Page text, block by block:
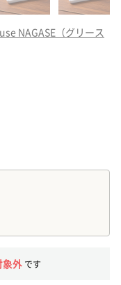
NAGASE（グリース
象外 です